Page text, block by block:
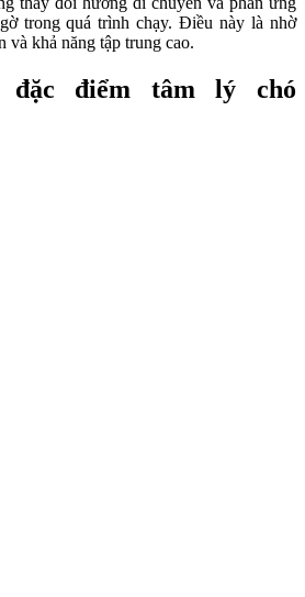
trong quá trình chạy. Điều này là nhờ
và khả năng tập trung cao.
đặc điểm tâm lý chó